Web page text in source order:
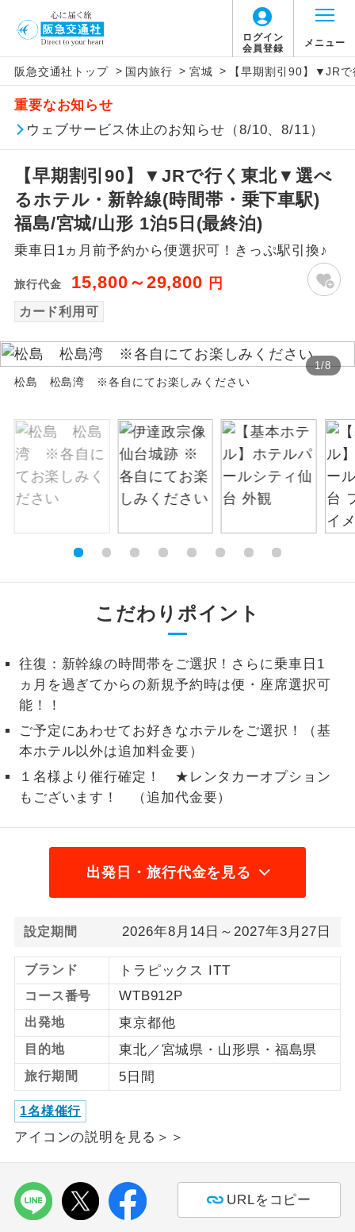
ログイン
会員登録
メニュー
阪急交通社トップ > 国内旅行 > 宮城 > 【早期割引90】▼JR
重要なお知らせ
ウェブサービス休止のお知らせ（8/10、8/11）
【早期割引90】▼JRで行く東北▼選べ
るホテル・新幹線(時間帯・乗下車駅)
福島/宮城/山形 1泊5日(最終泊)
乗車日1ヵ月前予約から便選択可！きっぷ駅引換♪
旅行代金 15,800～29,800 円
カード利用可
1/8
松島 松島湾 ※各自にてお楽しみください
こだわりポイント
往復：新幹線の時間帯をご選択！さらに乗車日1
ヵ月を過ぎてからの新規予約時は便・座席選択可
能！！
ご予定にあわせてお好きなホテルをご選択！（基
本ホテル以外は追加料金要）
１名様より催行確定！ ★レンタカーオプション
もございます！ （追加代金要）
出発日・旅行代金を見る
設定期間 2026年8月14日～2027年3月27日
ブランド トラピックス ITT
コース番号 WTB912P
出発地 東京都他
目的地 東北／宮城県・山形県・福島県
旅行期間 5日間
1名様催行
アイコンの説明を見る＞＞
URLをコピー
アイコン 説明
添乗員同行
往路出発空港（駅）から復路到着空港
（駅）まで同行します。
現地添乗員同
行
現地到着空港（駅）から最終日出発空港
（駅）まで添乗員が同行します。
バスガイド乗
務
バスガイドが乗務し、車内での観光案内
があります。
新コース 初登場のコースです。
然遺産を訪ねるコースです。
絶景 絶景スポットに立ち寄るコースです。
温泉 温泉地にも宿泊するコースです。
露天風呂
ご宿泊ホテルに露天風呂が付いていま
す。
ご宿泊ホテルに大浴場が付いています。
事の心配はいりません。（機内食を除
お部屋にてゆっくりとお召し上がりいた
トラベルイヤ
ホン
周りの音を気にせず、ガイドさんの説明
1名様催行
1名様から出発可能な個人型プランで
す。
2名様催行
2名様から出発可能な個人型プランで
す。
加限定
1名様1室同代
1名様1室利用でも追加料金がかからない
ご夫婦限定
す。
女性限定
女性限定でご参加いただけるコースで
す。
年齢制限あり
ご参加にあたり年齢に制限があるコース
です。
航空会社指定
おひとり様バ
ス2席利用
おひとり様でバス席を2席利⽤できま
す。